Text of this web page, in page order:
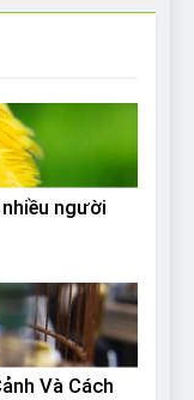
người
Và Cách